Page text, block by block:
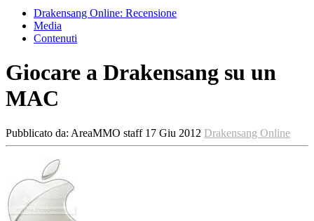
Drakensang Online: Recensione
Media
Contenuti
Giocare a Drakensang su un
MAC
Pubblicato da: AreaMMO staff 17 Giu 2012 Drakensang Online